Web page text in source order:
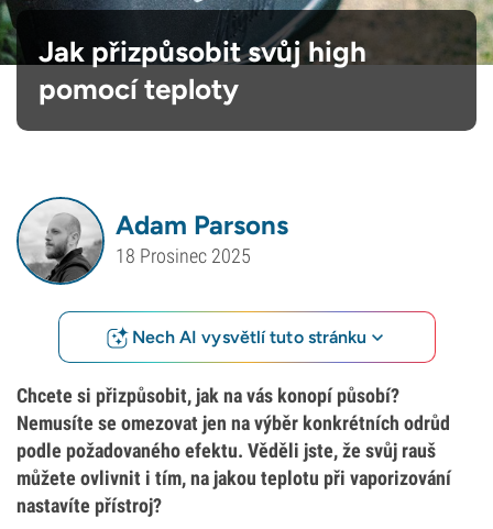
Jak přizpůsobit svůj high
pomocí teploty
Adam Parsons
18 Prosinec 2025
Nech AI vysvětlí tuto stránku
Chcete si přizpůsobit, jak na vás konopí působí?
Nemusíte se omezovat jen na výběr konkrétních odrůd
podle požadovaného efektu. Věděli jste, že svůj rauš
můžete ovlivnit i tím, na jakou teplotu při vaporizování
nastavíte přístroj?